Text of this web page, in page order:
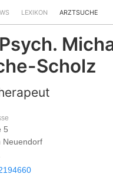
LEXIKON ARZTSUCHE
Scholz
5
Neuendorf